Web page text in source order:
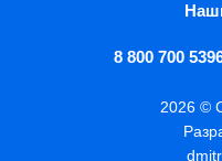
8 800 700
2026 ©